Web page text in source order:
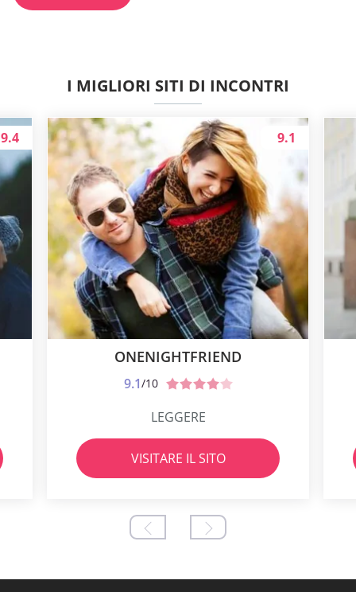
I MIGLIORI SITI DI INCONTRI
9.4
ONENIGHTFRIEND
9.1/10
9.1
LEGGERE
VISITARE IL SITO